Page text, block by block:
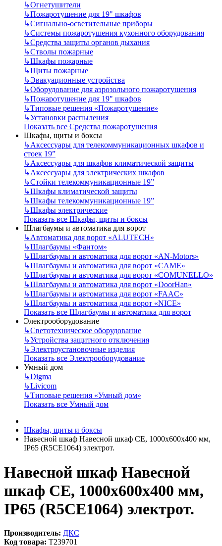
↳Огнетушители
↳Пожаротушение для 19" шкафов
↳Сигнально-осветительные приборы
↳Системы пожаротушения кухонного оборудования
↳Средства защиты органов дыхания
↳Стволы пожарные
↳Шкафы пожарные
↳Щиты пожарные
↳Эвакуационные устройства
↳Оборудование для аэрозольного пожаротушения
↳Пожаротушение для 19" шкафов
↳Типовые решения «Пожаротушение»
↳Установки распыления
Показать все Средства пожаротушения
Шкафы, щиты и боксы
↳Аксессуары для телекоммуникационных шкафов и
стоек 19”
↳Аксессуары для шкафов климатической защиты
↳Аксессуары для электрических шкафов
↳Стойки телекоммуникационные 19”
↳Шкафы климатической защиты
↳Шкафы телекоммуникационные 19”
↳Шкафы электрические
Показать все Шкафы, щиты и боксы
Шлагбаумы и автоматика для ворот
↳Автоматика для ворот «ALUTECH»
↳Шлагбаумы «Фантом»
↳Шлагбаумы и автоматика для ворот «AN-Motors»
↳Шлагбаумы и автоматика для ворот «CAME»
↳Шлагбаумы и автоматика для ворот «COMUNELLO»
↳Шлагбаумы и автоматика для ворот «DoorHan»
↳Шлагбаумы и автоматика для ворот «FAAC»
↳Шлагбаумы и автоматика для ворот «NICE»
Показать все Шлагбаумы и автоматика для ворот
Электрооборудование
↳Светотехническое оборудование
↳Устройства защитного отключения
↳Электроустановочные изделия
Показать все Электрооборудование
Умный дом
↳Digma
↳Livicom
↳Типовые решения «Умный дом»
Показать все Умный дом
Шкафы, щиты и боксы
Навесной шкаф Навесной шкаф CE, 1000x600x400 мм,
IP65 (R5CE1064) электрот.
Навесной шкаф Навесной
шкаф CE, 1000x600x400 мм,
IP65 (R5CE1064) электрот.
Производитель: ДКС
Код товара: T239701